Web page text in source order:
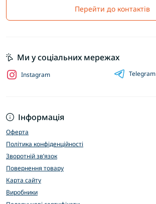
Перейти до контактів
Інформація
Оферта
Політика конфіденційності
Зворотній зв’язок
Повернення товару
Карта сайту
Виробники
Ми у соціальних мережах
Instagram Telegram